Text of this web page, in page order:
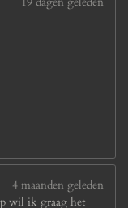
4 maanden geleden
wil ik graag het